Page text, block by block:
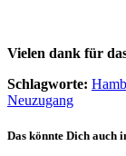
Vielen dank für
Schlagworte:
Neuzugang
Das könnte Dich auch